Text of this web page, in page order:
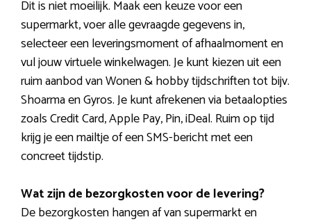
Dit is niet moeilijk. Maak een keuze voor een
supermarkt, voer alle gevraagde gegevens in,
selecteer een leveringsmoment of afhaalmoment en
vul jouw virtuele winkelwagen. Je kunt kiezen uit een
ruim aanbod van Wonen & hobby tijdschriften tot bijv.
Shoarma en Gyros. Je kunt afrekenen via betaalopties
zoals Credit Card, Apple Pay, Pin, iDeal. Ruim op tijd
krijg je een mailtje of een SMS-bericht met een
concreet tijdstip.
Wat zijn de bezorgkosten voor de levering?
De bezorgkosten hangen af van supermarkt en